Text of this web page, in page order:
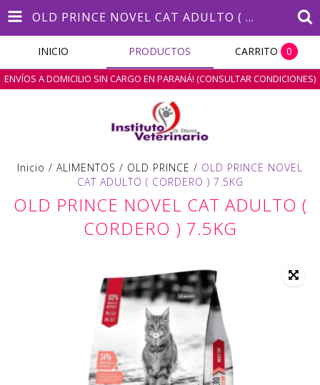
OLD PRINCE NOVEL CAT ADULTO ( CORDERO ) 7.5KG
INICIO PRODUCTOS CARRITO 0
ENVÍOS A DOMICILIO SIN CARGO EN PARANÁ! (CONSULTAR CONDICIONES)
Inicio / ALIMENTOS / OLD PRINCE / OLD PRINCE NOVEL
CAT ADULTO ( CORDERO ) 7.5KG
OLD PRINCE NOVEL CAT ADULTO (
CORDERO ) 7.5KG